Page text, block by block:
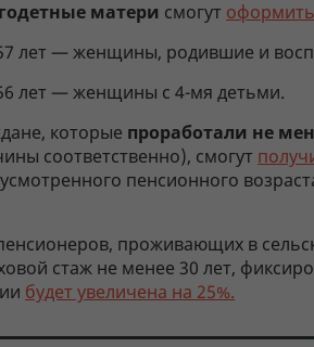
матери смогут
лет — женщины, родившие и
лет — женщины с 4-мя детьми.
которые проработали не
соответственно), смогут
пенсионного
проживающих в
стаж не менее 30 лет,
будет увеличена на 25%.